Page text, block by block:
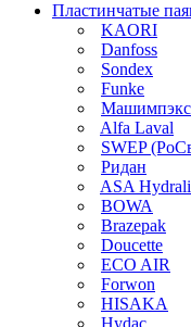
Пластинчатые
KAORI
Danfoss
Sondex
Funke
Машимпэкс
Alfa Laval
SWEP
Ридан
ASA
BOWA
Brazepak
Doucette
ECO AIR
Forwon
HISAKA
Hydac